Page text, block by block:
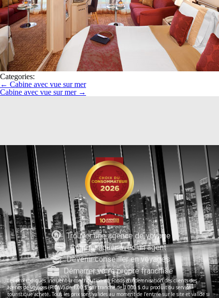
Categories:
← Cabine avec vue sur mer
Cabine avec vue sur mer →
Trouver une agence de voyage
Communiquer avec un agent
Devenir conseiller en voyages
Démarrer votre propre franchise
Les prix indiqués incluent la contribution au Fonds d’indemnisation des clients des
agents de voyages (FICAV) de 1,00 $ par tranche de 1 000 $ du produit ou service
touristique acheté. Tous les prix sont valides au moment de l’entrée sur le site et valide si